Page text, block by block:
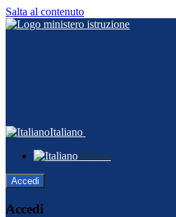
Salta al contenuto
Italiano
Italiano
Accedi
Accedi